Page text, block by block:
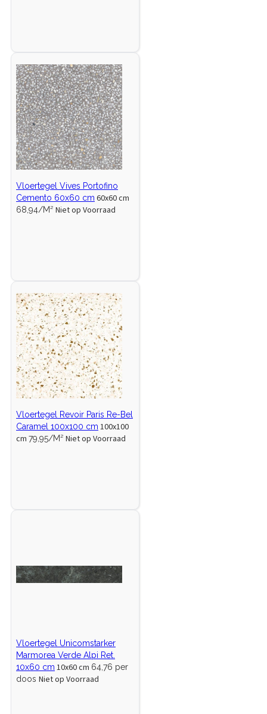
Vloertegel Vives Portofino
Cemento 60x60 cm 60x60 cm
68,94/M² Niet op Voorraad
Vloertegel Revoir Paris Re-Bel
Caramel 100x100 cm 100x100
cm 79,95/M² Niet op Voorraad
Vloertegel Unicomstarker
Marmorea Verde Alpi Ret.
10x60 cm 10x60 cm 64,76 per
doos Niet op Voorraad